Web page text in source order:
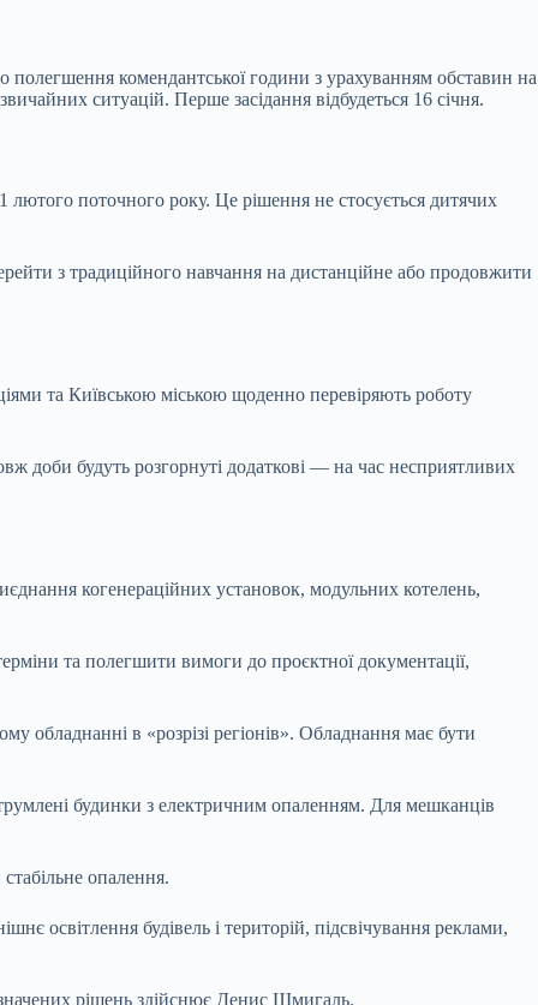
полегшення комендантської години з урахуванням обставин на
ситуацій. Перше засідання відбудеться 16 січня.
лютого поточного року. Це рішення не стосується дитячих
з традиційного навчання на дистанційне або продовжити
та Київською міською щоденно перевіряють роботу
доби будуть розгорнуті додаткові — на час несприятливих
когенераційних установок, модульних котелень,
та полегшити вимоги до проєктної документації,
обладнанні в «розрізі регіонів». Обладнання має бути
будинки з електричним опаленням. Для мешканців
опалення.
освітлення будівель і територій, підсвічування реклами,
рішень здійснює Денис Шмигаль.